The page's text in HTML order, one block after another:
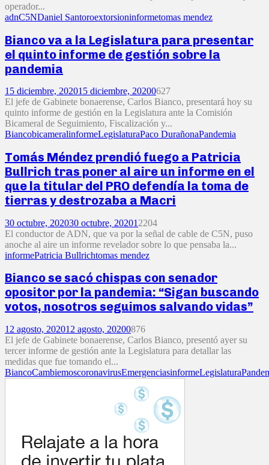
operador...
adnC5NDaniel Santoroextorsioninformetomas mendez
Bianco va a la Legislatura para presentar
el quinto informe de gestión sobre la
pandemia
15 diciembre, 202015 diciembre, 20200627
El jefe de Gabinete bonaerense, Carlos Bianco, presentará hoy su
quinto informe de gestión en la Legislatura ante la Comisión
Bicameral de Seguimiento, Fiscalización y...
BiancobicameralinformeLegislaturaPaco DurañonaPandemia
Tomás Méndez prendió fuego a Patricia
Bullrich tras poner al aire un informe en el
que la titular del PRO defendía la toma de
tierras y destrozaba a Macri
30 octubre, 202030 octubre, 20201 2204
El conductor de ADN, que va por la señal de cable de C5N, puso
anoche al aire un informe revelador sobre lo que pensaba la...
informePatricia Bullrichtomas mendez
Bianco se sacó chispas con senador
opositor por la pandemia: “Sigan buscando
votos, nosotros seguimos salvando vidas”
12 agosto, 202012 agosto, 20200876
El jefe de Gabinete bonaerense, Carlos Bianco, presentó ayer su
tercer informe de gestión ante la Legislatura para detallar las
medidas que fue tomando el...
BiancoCambiemoscoronavirusEmergenciasinformeLegislatura